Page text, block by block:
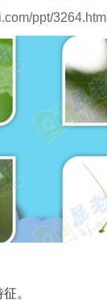
ppt/3264.html
。